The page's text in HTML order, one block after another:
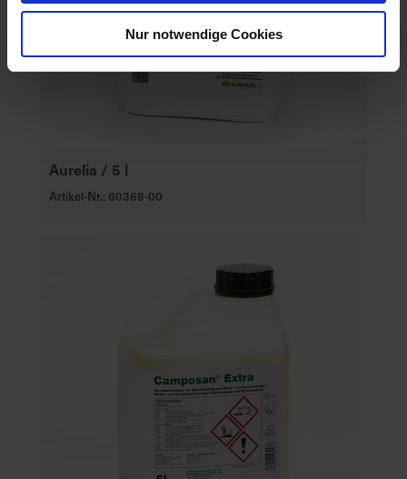
Nur notwendige Cookies
Aurelia / 5 l
Artikel-Nr.: 60368-00